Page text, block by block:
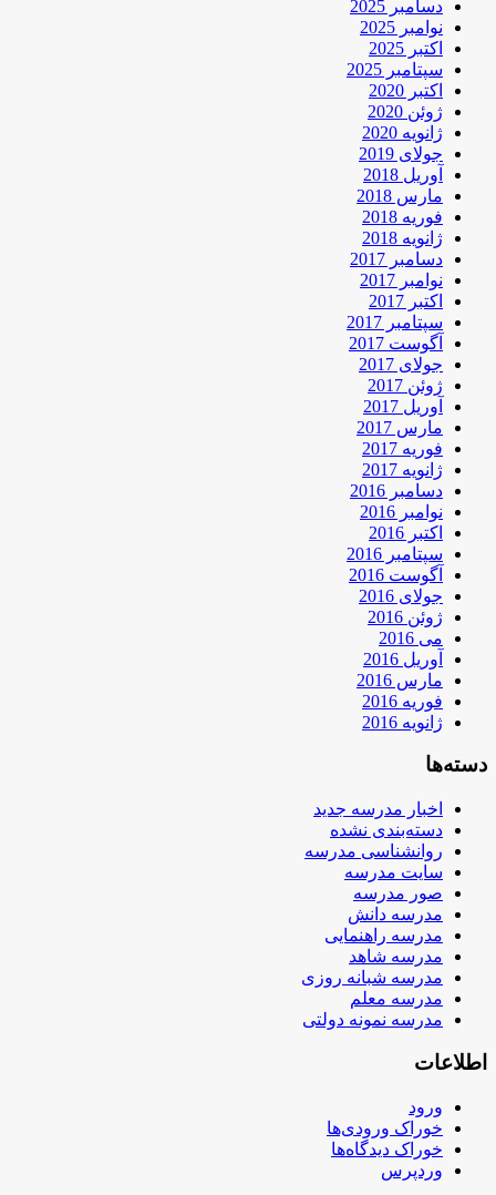
دسامبر 2025
نوامبر 2025
اکتبر 2025
سپتامبر 2025
اکتبر 2020
ژوئن 2020
ژانویه 2020
جولای 2019
آوریل 2018
مارس 2018
فوریه 2018
ژانویه 2018
دسامبر 2017
نوامبر 2017
اکتبر 2017
سپتامبر 2017
آگوست 2017
جولای 2017
ژوئن 2017
آوریل 2017
مارس 2017
فوریه 2017
ژانویه 2017
دسامبر 2016
نوامبر 2016
اکتبر 2016
سپتامبر 2016
آگوست 2016
جولای 2016
ژوئن 2016
می 2016
آوریل 2016
مارس 2016
فوریه 2016
ژانویه 2016
دسته‌ها
اخبار مدرسه جدید
دسته‌بندی نشده
روانشناسی مدرسه
سایت مدرسه
صور مدرسه
مدرسه دانش
مدرسه راهنمایی
مدرسه شاهد
مدرسه شبانه روزی
مدرسه معلم
مدرسه نمونه دولتی
اطلاعات
ورود
خوراک ورودی‌ها
خوراک دیدگاه‌ها
وردپرس